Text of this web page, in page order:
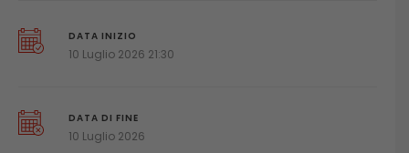
DATA INIZIO
10 Luglio 2026 21:30
DATA DI FINE
10 Luglio 2026